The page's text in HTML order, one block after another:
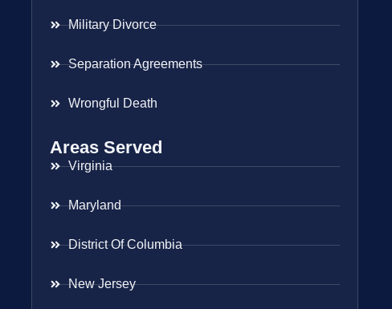
Military Divorce
Separation Agreements
Wrongful Death
Areas Served
Virginia
Maryland
District Of Columbia
New Jersey